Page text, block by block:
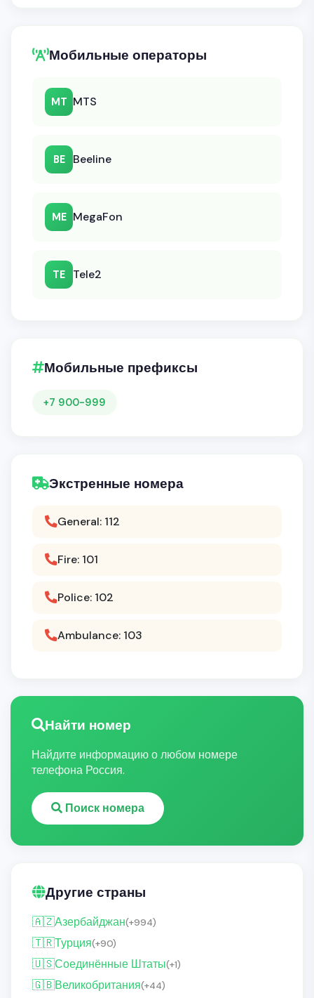
Мобильные операторы
MT MTS
BE Beeline
ME MegaFon
TE Tele2
Мобильные префиксы
+7 900-999
Экстренные номера
General: 112
Fire: 101
Police: 102
Ambulance: 103
Найти номер
Найдите информацию о любом номере
телефона Россия.
Поиск номера
Другие страны
🇦🇿Азербайджан(+994)
🇹🇷Турция(+90)
🇺🇸Соединённые Штаты(+1)
🇬🇧Великобритания(+44)